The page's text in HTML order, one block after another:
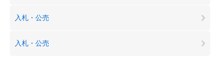
入札・公売
入札・公売